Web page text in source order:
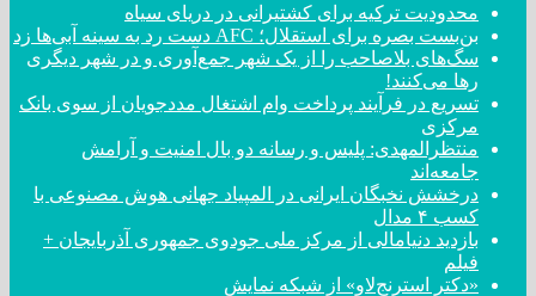
محدودیت ترکیه برای کشتیرانی در دریای سیاه
بن‌بست بصره برای استقلال؛ AFC دست رد به سینه آبی‌ها زد
سگ‌های بلاصاحب را از یک شهر جمع‌آوری و در شهر دیگری
رها می‌کنند!
تسریع در فرآیند پرداخت وام اشتغال مددجویان از سوی بانک
مرکزی
منتظرالمهدی: پلیس و رسانه دو بال امنیت و آرامش
جامعه‌اند
درخشش نخبگان ایرانی در المپیاد جهانی هوش مصنوعی با
کسب ۴ مدال
بازدید دنیامالی از مرکز ملی جودوی جمهوری آذربایجان +
فیلم
«دکتر استرنج‌لاو» از شبکه نمایش